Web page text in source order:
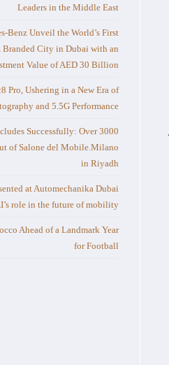
Leaders in the Middle East
Benz Unveil the World’s First
Branded City in Dubai with an
Value of AED 30 Billion
Pro, Ushering in a New Era of
and 5.5G Performance
Successfully: Over 3000
of Salone del Mobile.Milano
in Riyadh
at Automechanika Dubai
role in the future of mobility
Ahead of a Landmark Year
for Football